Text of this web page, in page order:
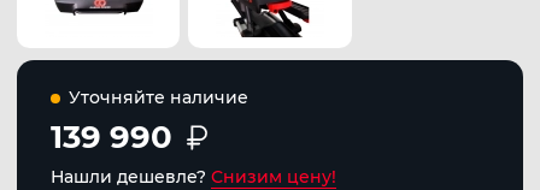
Уточняйте наличие
139 990
Нашли дешевле? Снизим цену!